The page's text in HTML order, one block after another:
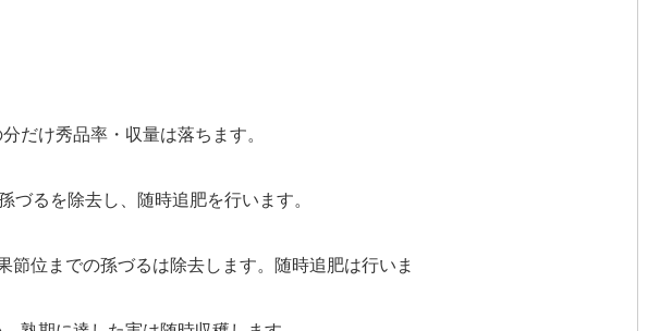
だけ秀品率・収量は落ちます。
るを除去し、随時追肥を行います。
位までの孫づるは除去します。随時追肥は行いま